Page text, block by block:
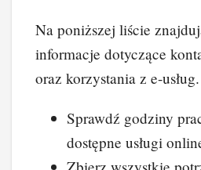
Na poniższej liście
informacje dotyczące
oraz korzystania z e-usług.
Sprawdź godziny
dostępne usługi